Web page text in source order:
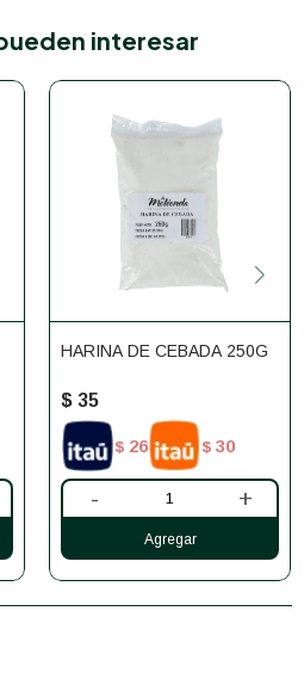
interesar
HARINA DE CEBADA 250G
$ 35
$ 26 $ 30
- +